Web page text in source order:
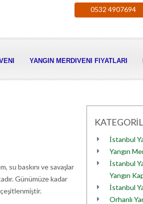
0532 4907694
YANGIN MERDIVENI FIYATLARI
su baskını ve savaşlar
Günümüze kadar
İstanbul
Yangın
İstanbul
Yangın
İstanbul
Orhanlı